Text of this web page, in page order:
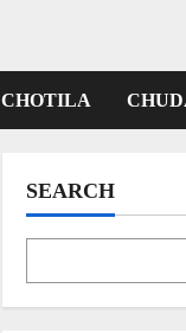
CHOTILA
SEARCH